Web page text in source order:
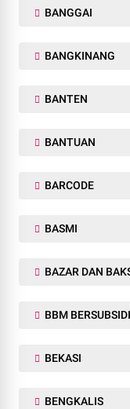
BANGGAI
BANGKINANG
BANTEN
BANTUAN
BARCODE
BASMI
BAZAR DAN BAKSOS
BBM BERSUBSIDI
BEKASI
BENGKALIS